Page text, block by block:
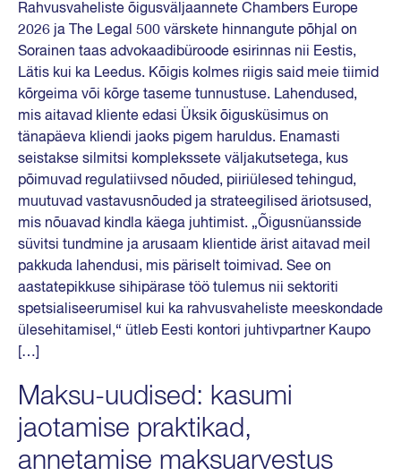
Rahvusvaheliste õigusväljaannete Chambers Europe
2026 ja The Legal 500 värskete hinnangute põhjal on
Sorainen taas advokaadibüroode esirinnas nii Eestis,
Lätis kui ka Leedus. Kõigis kolmes riigis said meie tiimid
kõrgeima või kõrge taseme tunnustuse. Lahendused,
mis aitavad kliente edasi Üksik õigusküsimus on
tänapäeva kliendi jaoks pigem haruldus. Enamasti
seistakse silmitsi komplekssete väljakutsetega, kus
põimuvad regulatiivsed nõuded, piiriülesed tehingud,
muutuvad vastavusnõuded ja strateegilised äriotsused,
mis nõuavad kindla käega juhtimist. „Õigusnüansside
süvitsi tundmine ja arusaam klientide ärist aitavad meil
pakkuda lahendusi, mis päriselt toimivad. See on
aastatepikkuse sihipärase töö tulemus nii sektoriti
spetsialiseerumisel kui ka rahvusvaheliste meeskondade
ülesehitamisel,“ ütleb Eesti kontori juhtivpartner Kaupo
[…]
Maksu-uudised: kasumi
jaotamise praktikad,
annetamise maksuarvestus